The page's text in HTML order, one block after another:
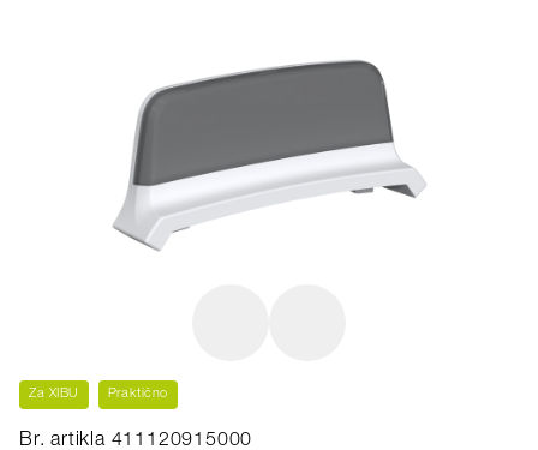
Za XIBU Praktično
Br. artikla 411120915000